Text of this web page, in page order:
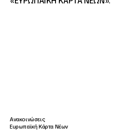
Ανακοινώσεις
Ευρωπαϊκή Κάρτα Νέων